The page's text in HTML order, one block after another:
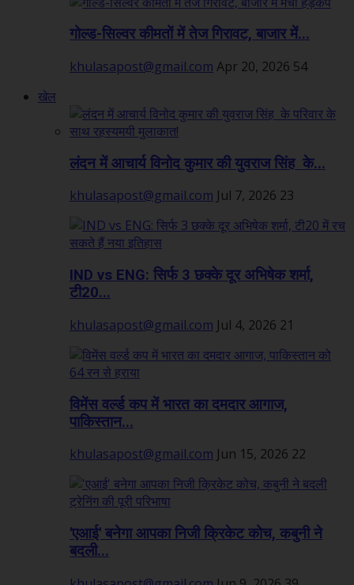
गोल्ड-सिल्वर कीमतों में तेज गिरावट, बाजार में...
khulasapost@gmail.com Apr 20, 2026 54
खेल
लंदन में आचार्य विनोद कुमार की युवराज सिंह के...
khulasapost@gmail.com Jul 7, 2026 23
IND vs ENG: सिर्फ 3 छक्के दूर अभिषेक शर्मा,
टी20...
khulasapost@gmail.com Jul 4, 2026 21
विमेंस वर्ल्ड कप में भारत का दमदार आगाज,
पाकिस्तान...
khulasapost@gmail.com Jun 15, 2026 22
'एआई' बनेगा आपका निजी क्रिकेट कोच, कबुनी ने
बदली...